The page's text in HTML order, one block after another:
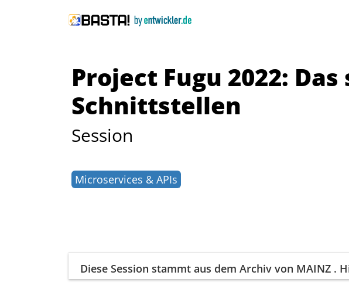
Project Fugu 2022:
Schnittstellen
Session
Microservices & APIs
Diese Session stammt aus dem Archiv von MAINZ .